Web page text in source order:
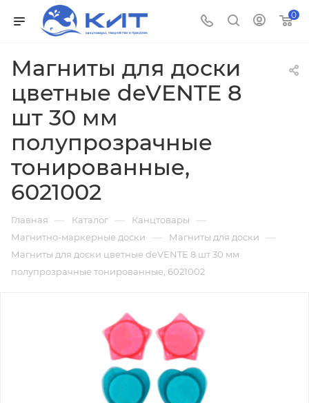
0
Магниты для доски
цветные deVENTE 8
шт 30 мм
полупрозрачные
тонированные,
6021002
Главная — Каталог — Канцтовары —
Магнитно-маркерные доски — Магниты для доски —
Магниты для доски цветные deVENTE 8 шт 30 мм
полупрозрачные тонированные, 6021002